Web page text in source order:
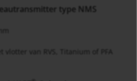
type NMS
vlotter van RVS, Titanium of PFA